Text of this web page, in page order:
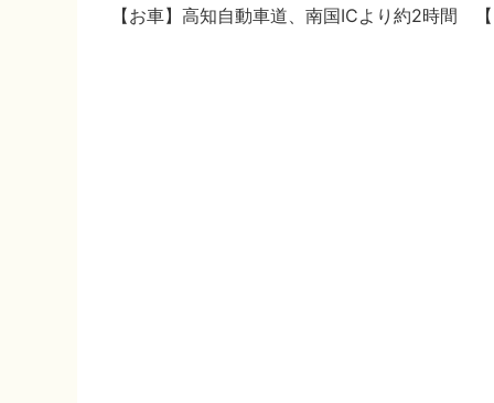
【お車】高知自動車道、南国ICより約2時間